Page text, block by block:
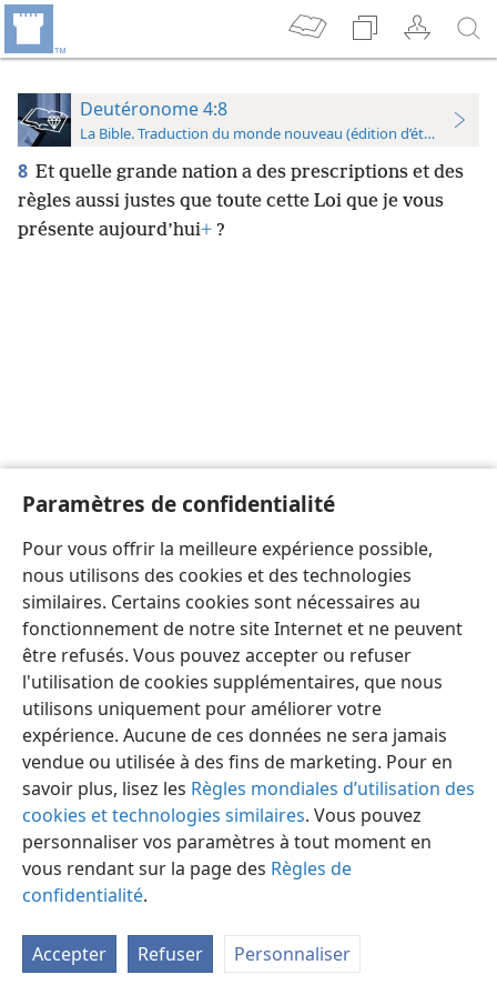
Paramètres de confidentialité
Pour vous offrir la meilleure expérience possible,
nous utilisons des cookies et des technologies
similaires. Certains cookies sont nécessaires au
fonctionnement de notre site Internet et ne peuvent
être refusés. Vous pouvez accepter ou refuser
l'utilisation de cookies supplémentaires, que nous
utilisons uniquement pour améliorer votre
expérience. Aucune de ces données ne sera jamais
vendue ou utilisée à des fins de marketing. Pour en
savoir plus, lisez les Règles mondiales d’utilisation des
cookies et technologies similaires. Vous pouvez
personnaliser vos paramètres à tout moment en
vous rendant sur la page des Règles de
confidentialité.
Accepter Refuser Personnaliser
Deutéronome 4:8
La Bible. Traduction du monde nouveau (édition d’étude)
8 Et quelle grande nation a des prescriptions et des
règles aussi justes que toute cette Loi que je vous
présente aujourd’hui+ ?
Préférences
Copyright© 2026 Watch Tower Bible and Tract Society of Pennsylvania
Conditions d’utilisation
Règles de confidentialité
Paramètres de confidentialité
JW.ORG Se connecter